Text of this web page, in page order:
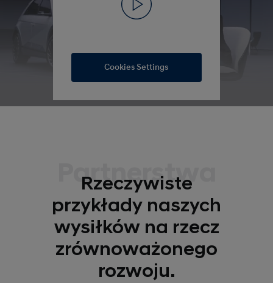
Cookies Settings
Partnerstwa
Rzeczywiste
przykłady naszych
wysiłków na rzecz
zrównoważonego
rozwoju.